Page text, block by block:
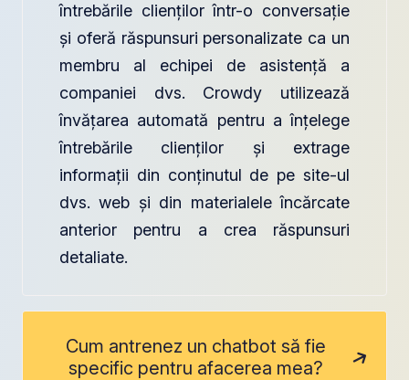
întrebările clienților într-o conversație
și oferă răspunsuri personalizate ca un
membru al echipei de asistență a
companiei dvs. Crowdy utilizează
învățarea automată pentru a înțelege
întrebările clienților și extrage
informații din conținutul de pe site-ul
dvs. web și din materialele încărcate
anterior pentru a crea răspunsuri
detaliate.
Cum antrenez un chatbot să fie
specific pentru afacerea mea?